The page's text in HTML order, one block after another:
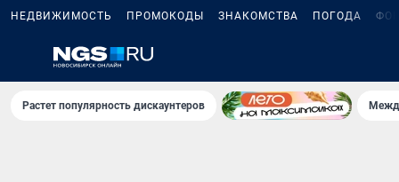
НЕДВИЖИМОСТЬ ПРОМОКОДЫ ЗНАКОМСТВА ПОГОДА
Растет популярность дискаунтеров